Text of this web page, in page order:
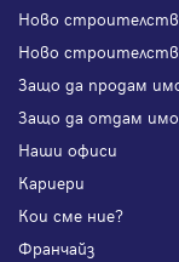
Ново
Ново
Защо да продам
Защо да отдам
Наши офиси
Кариери
Кои сме ние?
Франчайз